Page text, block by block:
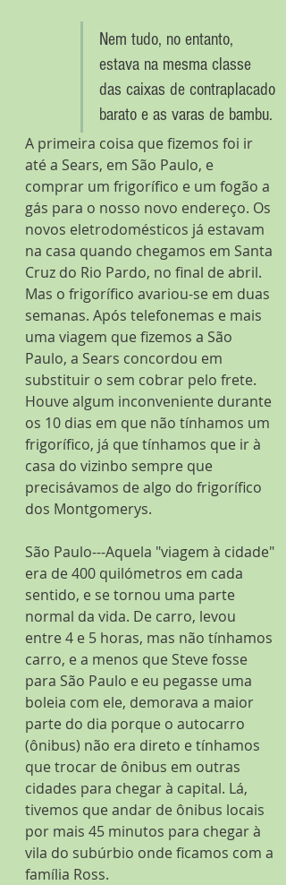
Nem tudo, no entanto,
estava na mesma classe
das caixas de contraplacado
barato e as varas de bambu.
A primeira coisa que fizemos foi ir
até a Sears, em São Paulo, e
comprar um frigorífico e um fogão a
gás para o nosso novo endereço. Os
novos eletrodomésticos já estavam
na casa quando chegamos em Santa
Cruz do Rio Pardo, no final de abril.
Mas o frigorífico avariou-se em duas
semanas. Após telefonemas e mais
uma viagem que fizemos a São
Paulo, a Sears concordou em
substituir o sem cobrar pelo frete.
Houve algum inconveniente durante
os 10 dias em que não tínhamos um
frigorífico, já que tínhamos que ir à
casa do vizinbo sempre que
precisávamos de algo do frigorífico
dos Montgomerys.
São Paulo---Aquela "viagem à cidade"
era de 400 quilómetros em cada
sentido, e se tornou uma parte
normal da vida. De carro, levou
entre 4 e 5 horas, mas não tínhamos
carro, e a menos que Steve fosse
para São Paulo e eu pegasse uma
boleia com ele, demorava a maior
parte do dia porque o autocarro
(ônibus) não era direto e tínhamos
que trocar de ônibus em outras
cidades para chegar à capital. Lá,
tivemos que andar de ônibus locais
por mais 45 minutos para chegar à
vila do subúrbio onde ficamos com a
família Ross.